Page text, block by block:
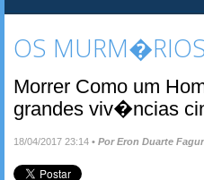
OS
Morrer Como um
grandes viv�ncias
18/04/2017 23:14 • Por Eron Duarte